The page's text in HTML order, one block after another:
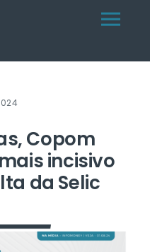
Menu
Copom
incisivo
da Selic